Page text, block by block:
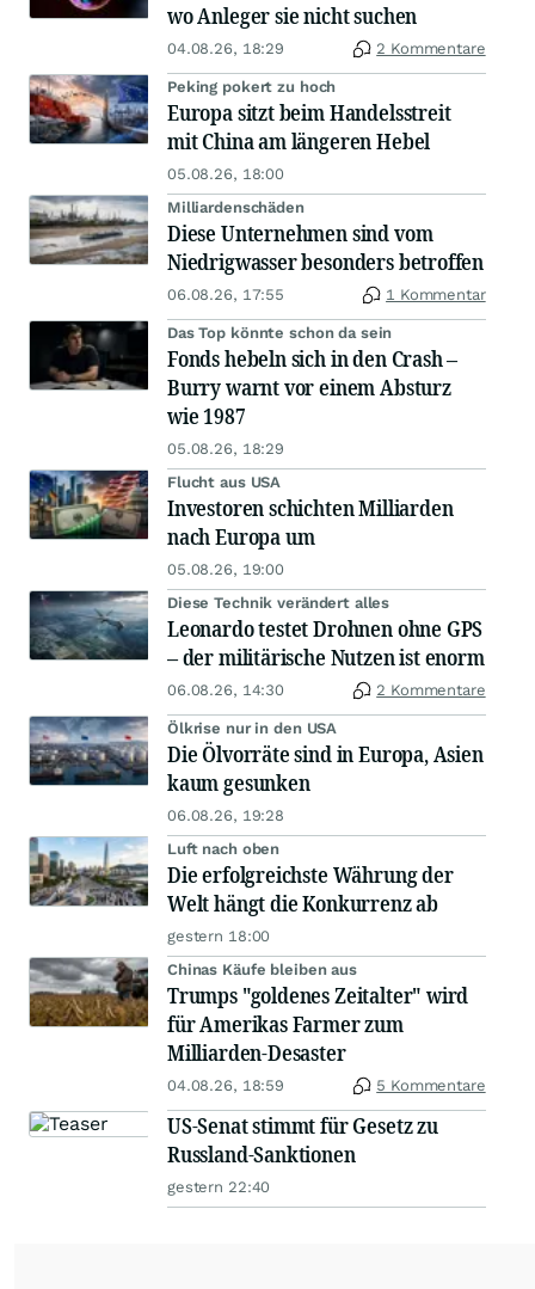
wo Anleger sie nicht suchen
04.08.26, 18:29 2 Kommentare
Peking pokert zu hoch
Europa sitzt beim Handelsstreit
mit China am längeren Hebel
05.08.26, 18:00
Milliardenschäden
Diese Unternehmen sind vom
Niedrigwasser besonders betroffen
06.08.26, 17:55 1 Kommentar
Das Top könnte schon da sein
Fonds hebeln sich in den Crash –
Burry warnt vor einem Absturz
wie 1987
05.08.26, 18:29
Flucht aus USA
Investoren schichten Milliarden
nach Europa um
05.08.26, 19:00
Diese Technik verändert alles
Leonardo testet Drohnen ohne GPS
– der militärische Nutzen ist enorm
06.08.26, 14:30 2 Kommentare
Ölkrise nur in den USA
Die Ölvorräte sind in Europa, Asien
kaum gesunken
06.08.26, 19:28
Luft nach oben
Die erfolgreichste Währung der
Welt hängt die Konkurrenz ab
gestern 18:00
Chinas Käufe bleiben aus
Trumps "goldenes Zeitalter" wird
für Amerikas Farmer zum
Milliarden-Desaster
04.08.26, 18:59 5 Kommentare
US-Senat stimmt für Gesetz zu
Russland-Sanktionen
gestern 22:40